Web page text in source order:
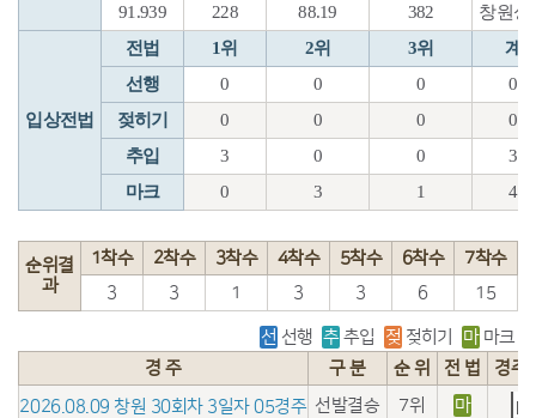
91.939 228 88.19 382 창원성
입상전법
전법 1위 2위 3위
계
선행
0 0 0
0
젖히기
0 0 0
0
추입
3 0 0
3
마크
0 3 1 4
순위결
과
1착수 2착수 3착수 4착수 5착수 6착수
7착수
3
3 1 3 3 6 15
선 선행 추 추입 젖 젖히기 마 마크
경 주
구 분 순 위 전 법
경주
2026.08.09 창원 30회차 3일자 05경주 선발결승 7위 마